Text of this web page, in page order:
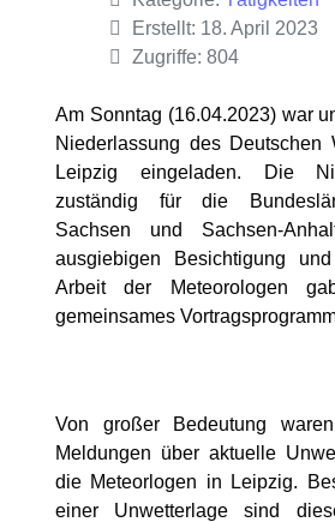
Erstellt: 18. April 2023
Zugriffe: 804
Am Sonntag (16.04.2023) war
Niederlassung des Deutschen
Leipzig eingeladen. Die
zuständig für die
Sachsen und Sachsen-
ausgiebigen Besichtigung
Arbeit der Meteorologen
gemeinsames
Von großer Bedeutung
Meldungen über aktuelle
die Meteorlogen in Leipzig.
einer Unwetterlage sind